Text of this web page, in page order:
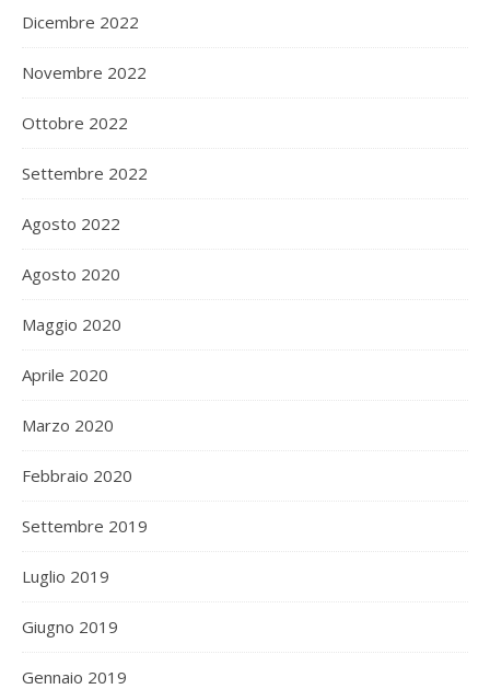
Dicembre 2022
Novembre 2022
Ottobre 2022
Settembre 2022
Agosto 2022
Agosto 2020
Maggio 2020
Aprile 2020
Marzo 2020
Febbraio 2020
Settembre 2019
Luglio 2019
Giugno 2019
Gennaio 2019